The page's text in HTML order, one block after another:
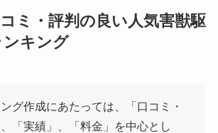
ミ・評判の良い人気害獣駆
ンキング
グ作成にあたっては、「口コミ・
「実績」、「料金」を中心とし